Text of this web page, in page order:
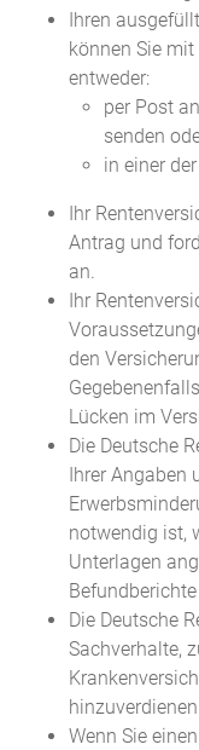
Ihren
können Sie
entweder:
per Post
senden
in einer
Ihr
Antrag und
an.
Ihr
den
Lücken im
Die Deutsche
Ihrer Angaben
notwendig ist,
Unterlagen
Die Deutsche
Sachverhalte,
Wenn Sie